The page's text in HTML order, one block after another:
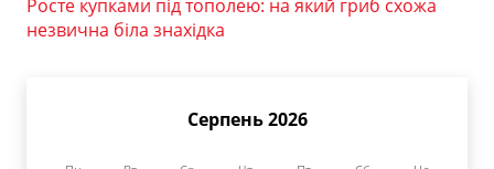
Росте купками під тополею: на який гриб схожа
незвична біла знахідка
Серпень 2026